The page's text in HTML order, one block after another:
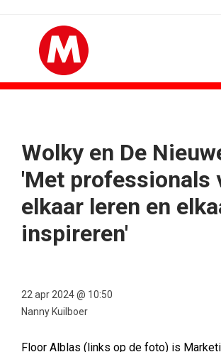
Wolky en De
'Met professionals
elkaar leren en
inspireren'
22 apr 2024 @ 10:50
Nanny Kuilboer
Floor Alblas (links op de foto) is